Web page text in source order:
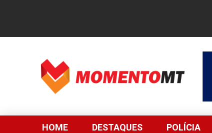
HOME DESTAQUES POLÍCIA